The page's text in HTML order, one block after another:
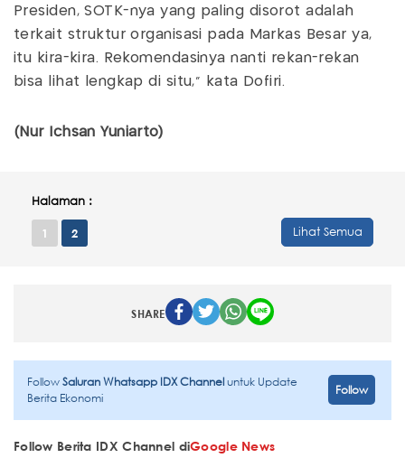
Presiden, SOTK-nya yang paling disorot adalah
terkait struktur organisasi pada Markas Besar ya,
itu kira-kira. Rekomendasinya nanti rekan-rekan
bisa lihat lengkap di situ," kata Dofiri.
(Nur Ichsan Yuniarto)
Halaman :
1 2 Lihat Semua
SHARE
FollowSaluran Whatsapp IDX Channeluntuk Update
Berita Ekonomi
Follow
Follow Berita IDX Channel diGoogle News